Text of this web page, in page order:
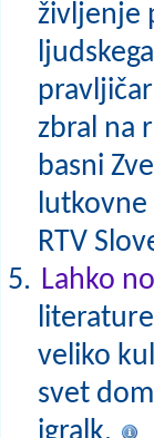
življenje
zbral na
basni
lutkovne
RTV
Lahko
veliko
svet